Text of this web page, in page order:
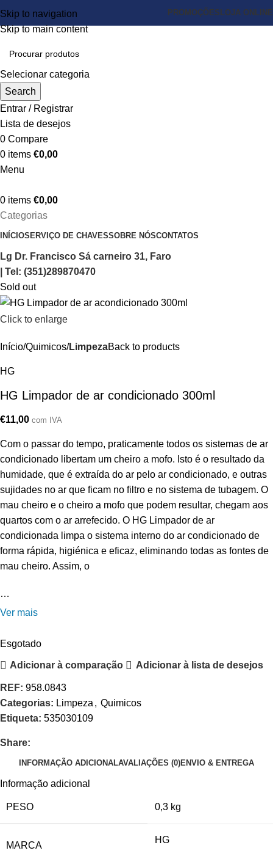
Skip to navigation
Skip to main content
PROMOÇÕES LOJA ONLINE
Selecionar categoria
Search
Entrar / Registrar
Lista de desejos
0 Compare
0 items €0,00
Menu
0 items €0,00
Categorias
INÍCIOSERVIÇO DE CHAVESSOBRE NÓSCONTATOS
Lg Dr. Francisco Sá carneiro 31, Faro
| Tel: (351)289870470
Sold out
Click to enlarge
Início Quimicos LimpezaBack to products
HG
HG Limpador de ar condicionado 300ml
€11,00 com IVA
Com o passar do tempo, praticamente todos os sistemas de ar
condicionado libertam um cheiro a mofo. Isto é o resultado da
humidade, que é extraída do ar pelo ar condicionado, e outras
sujidades no ar que ficam no filtro e no sistema de tubagem. O
mau cheiro e o cheiro a mofo que podem resultar, chegam aos
quartos com o ar arrefecido. O HG Limpador de ar
condicionada limpa o sistema interno do ar condicionado de
forma rápida, higiénica e eficaz, eliminando todas as fontes de
mau cheiro. Assim, o
…
Ver mais
Esgotado
Adicionar à comparação Adicionar à lista de desejos
REF: 958.0843
Categorias: Limpeza , Quimicos
Etiqueta: 535030109
Share:
INFORMAÇÃO ADICIONALAVALIAÇÕES (0)ENVIO & ENTREGA
Informação adicional
PESO 0,3 kg
MARCA
HG